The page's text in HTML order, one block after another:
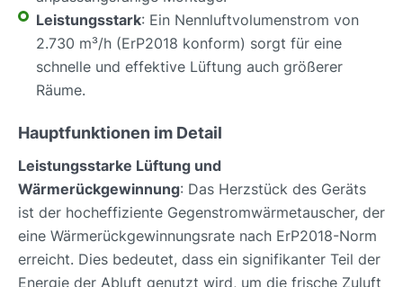
Leistungsstark: Ein Nennluftvolumenstrom von
2.730 m³/h (ErP2018 konform) sorgt für eine
schnelle und effektive Lüftung auch größerer
Räume.
Hauptfunktionen im Detail
Leistungsstarke Lüftung und
Wärmerückgewinnung: Das Herzstück des Geräts
ist der hocheffiziente Gegenstromwärmetauscher, der
eine Wärmerückgewinnungsrate nach ErP2018-Norm
erreicht. Dies bedeutet, dass ein signifikanter Teil der
Energie der Abluft genutzt wird, um die frische Zuluft